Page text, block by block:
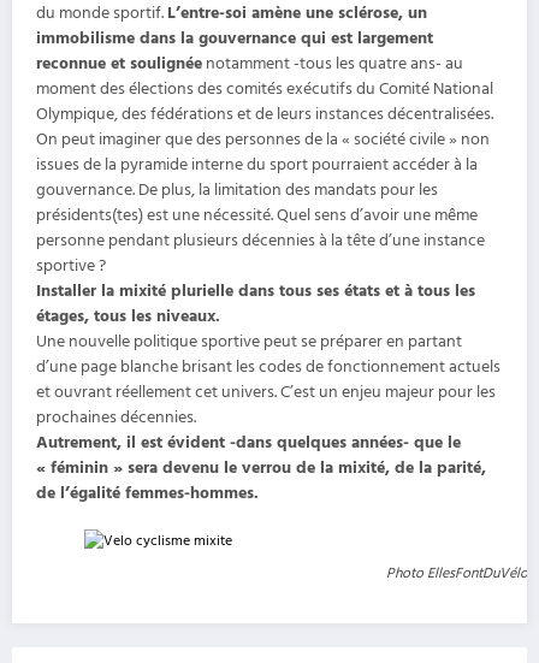
du monde sportif. L’entre-soi amène une sclérose, un
immobilisme dans la gouvernance qui est largement
reconnue et soulignée notamment -tous les quatre ans- au
moment des élections des comités exécutifs du Comité National
Olympique, des fédérations et de leurs instances décentralisées.
On peut imaginer que des personnes de la « société civile » non
issues de la pyramide interne du sport pourraient accéder à la
gouvernance. De plus, la limitation des mandats pour les
présidents(tes) est une nécessité. Quel sens d’avoir une même
personne pendant plusieurs décennies à la tête d’une instance
sportive ?
Installer la mixité plurielle dans tous ses états et à tous les
étages, tous les niveaux.
Une nouvelle politique sportive peut se préparer en partant
d’une page blanche brisant les codes de fonctionnement actuels
et ouvrant réellement cet univers. C’est un enjeu majeur pour les
prochaines décennies.
Autrement, il est évident -dans quelques années- que le
« féminin » sera devenu le verrou de la mixité, de la parité,
de l’égalité femmes-hommes.
Photo EllesFontDuVélo